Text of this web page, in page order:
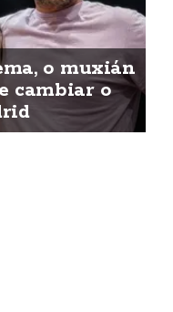
o muxián
cambiar o